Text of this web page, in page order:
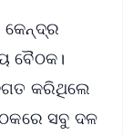
ବୈଠକ।
କରିଥିଲେ
ସବୁ ଦଳ